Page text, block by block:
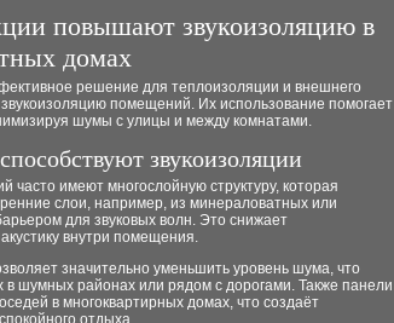
повышают звукоизоляцию в
домах
решение для теплоизоляции и внешнего
помещений. Их использование помогает
шумы с улицы и между комнатами.
звукоизоляции
имеют многослойную структуру, которая
слои, например, из минераловатных или
для звуковых волн. Это снижает
внутри помещения.
значительно уменьшить уровень шума, что
шумных районах или рядом с дорогами. Также панели
в многоквартирных домах, что создаёт
отдыха.